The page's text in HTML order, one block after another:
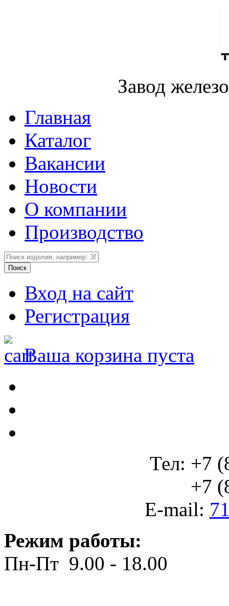
Завод
Главная
Каталог
Вакансии
Новости
О компании
Производство
Вход на сайт
Регистрация
Ваша корзина пуста
Тел: +7
+7
E-mail:
Режим работы:
Пн-Пт 9.00 - 18.00